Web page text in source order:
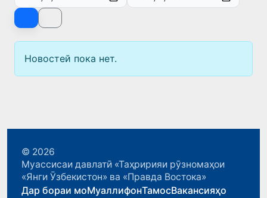
Новостей пока нет.
© 2026
Муассисаи давлатӣ «Таҳририяи рӯзномаҳои
«Янги Ӯзбекистон» ва «Правда Востока»
Дар бораи моМуаллифонТамосВакансияҳо